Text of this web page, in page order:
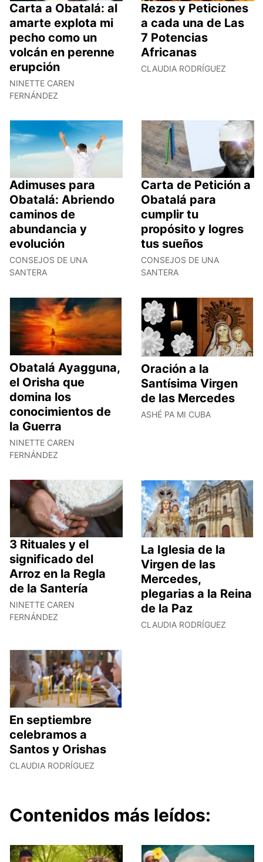
Carta a Obatalá: al
amarte explota mi
pecho como un
volcán en perenne
erupción
NINETTE CAREN
FERNÁNDEZ
Rezos y Peticiones
a cada una de Las
7 Potencias
Africanas
CLAUDIA RODRÍGUEZ
Adimuses para
Obatalá: Abriendo
caminos de
abundancia y
evolución
CONSEJOS DE UNA
SANTERA
Carta de Petición a
Obatalá para
cumplir tu
propósito y logres
tus sueños
CONSEJOS DE UNA
SANTERA
Obatalá Ayagguna,
el Orisha que
domina los
conocimientos de
la Guerra
NINETTE CAREN
FERNÁNDEZ
Oración a la
Santísima Virgen
de las Mercedes
ASHÉ PA MI CUBA
3 Rituales y el
significado del
Arroz en la Regla
de la Santería
NINETTE CAREN
FERNÁNDEZ
La Iglesia de la
Virgen de las
Mercedes,
plegarias a la Reina
de la Paz
CLAUDIA RODRÍGUEZ
En septiembre
celebramos a
Santos y Orishas
CLAUDIA RODRÍGUEZ
Contenidos más leídos: